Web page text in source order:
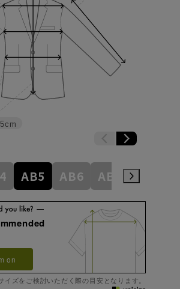
AB5 AB6 AB7 AB8
on
イズをご検討いただく際の目安となります。